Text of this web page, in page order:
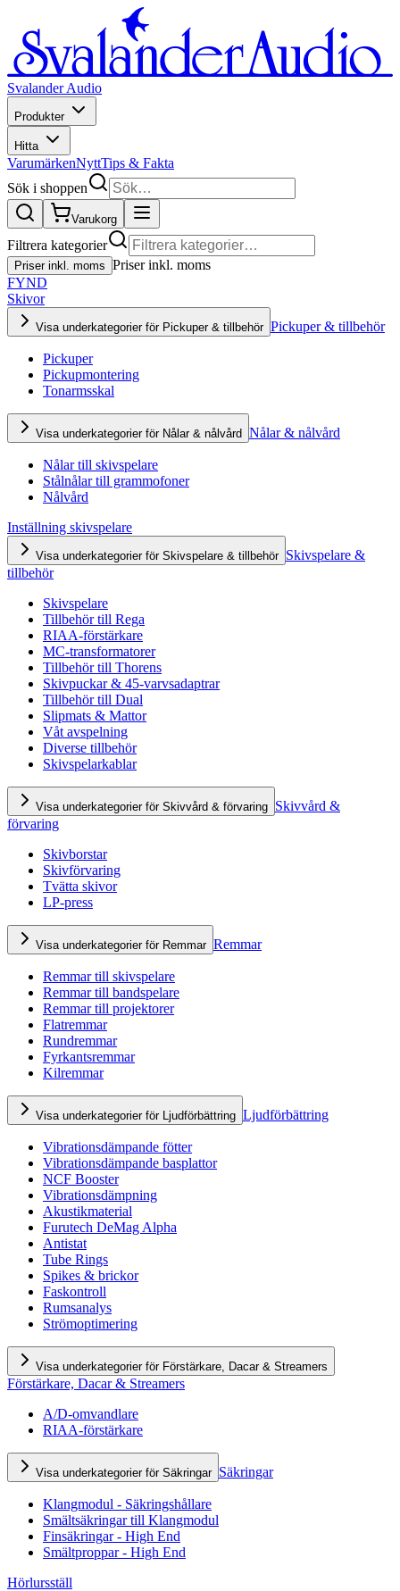
Svalander Audio
Produkter
Hitta
VarumärkenNyttTips & Fakta
Sök i shoppen
Varukorg
Filtrera kategorier
Priser inkl. moms Priser inkl. moms
FYND
Skivor
Visa underkategorier för Pickuper & tillbehör Pickuper & tillbehör
Pickuper
Pickupmontering
Tonarmsskal
Visa underkategorier för Nålar & nålvård Nålar & nålvård
Nålar till skivspelare
Stålnålar till grammofoner
Nålvård
Inställning skivspelare
Visa underkategorier för Skivspelare & tillbehör Skivspelare &
tillbehör
Skivspelare
Tillbehör till Rega
RIAA-förstärkare
MC-transformatorer
Tillbehör till Thorens
Skivpuckar & 45-varvsadaptrar
Tillbehör till Dual
Slipmats & Mattor
Våt avspelning
Diverse tillbehör
Skivspelarkablar
Visa underkategorier för Skivvård & förvaring Skivvård &
förvaring
Skivborstar
Skivförvaring
Tvätta skivor
LP-press
Visa underkategorier för Remmar Remmar
Remmar till skivspelare
Remmar till bandspelare
Remmar till projektorer
Flatremmar
Rundremmar
Fyrkantsremmar
Kilremmar
Visa underkategorier för Ljudförbättring Ljudförbättring
Vibrationsdämpande fötter
Vibrationsdämpande basplattor
NCF Booster
Vibrationsdämpning
Akustikmaterial
Furutech DeMag Alpha
Antistat
Tube Rings
Spikes & brickor
Faskontroll
Rumsanalys
Strömoptimering
Visa underkategorier för Förstärkare, Dacar & Streamers
Förstärkare, Dacar & Streamers
A/D-omvandlare
RIAA-förstärkare
Visa underkategorier för Säkringar Säkringar
Klangmodul - Säkringshållare
Smältsäkringar till Klangmodul
Finsäkringar - High End
Smältproppar - High End
Hörlursställ